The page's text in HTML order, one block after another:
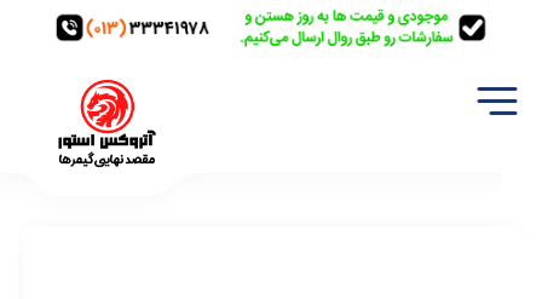
کیبورد گیمینگ بی سیم ردراگون مدل Redragon K715 Finke